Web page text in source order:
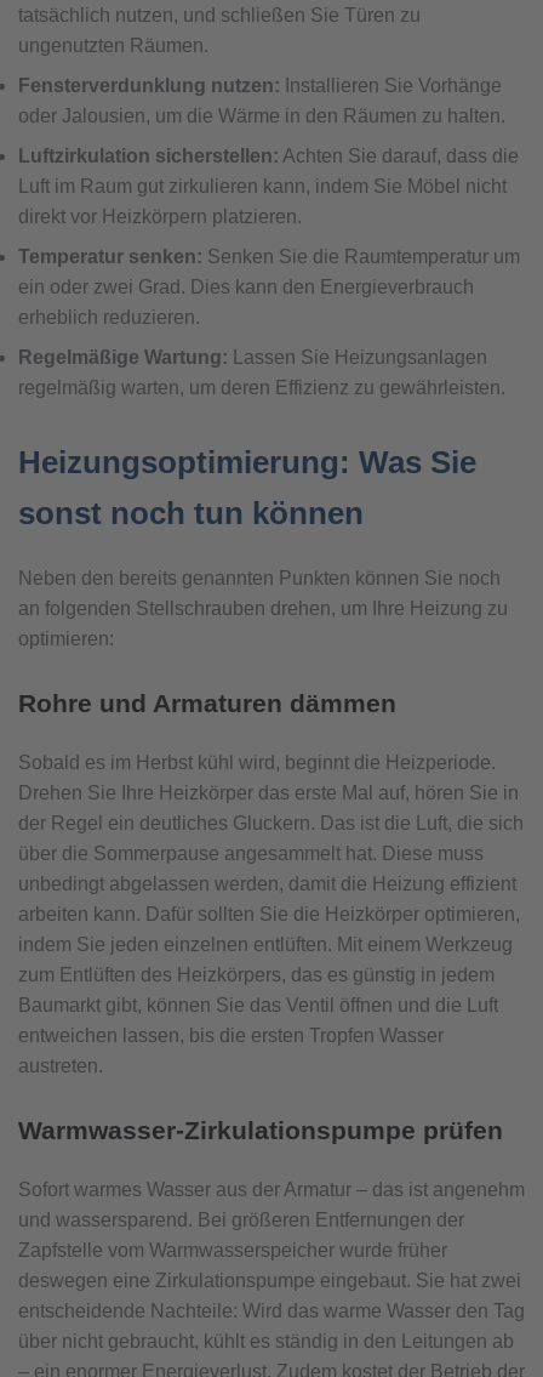
tatsächlich nutzen, und schließen Sie Türen zu
ungenutzten Räumen.
Fensterverdunklung nutzen: Installieren Sie Vorhänge
oder Jalousien, um die Wärme in den Räumen zu halten.
Luftzirkulation sicherstellen: Achten Sie darauf, dass die
Luft im Raum gut zirkulieren kann, indem Sie Möbel nicht
direkt vor Heizkörpern platzieren.
Temperatur senken: Senken Sie die Raumtemperatur um
ein oder zwei Grad. Dies kann den Energieverbrauch
erheblich reduzieren.
Regelmäßige Wartung: Lassen Sie Heizungsanlagen
regelmäßig warten, um deren Effizienz zu gewährleisten.
Heizungsoptimierung: Was Sie
sonst noch tun können
Neben den bereits genannten Punkten können Sie noch
an folgenden Stellschrauben drehen, um Ihre Heizung zu
optimieren:
Rohre und Armaturen dämmen
Sobald es im Herbst kühl wird, beginnt die Heizperiode.
Drehen Sie Ihre Heizkörper das erste Mal auf, hören Sie in
der Regel ein deutliches Gluckern. Das ist die Luft, die sich
über die Sommerpause angesammelt hat. Diese muss
unbedingt abgelassen werden, damit die Heizung effizient
arbeiten kann. Dafür sollten Sie die Heizkörper optimieren,
indem Sie jeden einzelnen entlüften. Mit einem Werkzeug
zum Entlüften des Heizkörpers, das es günstig in jedem
Baumarkt gibt, können Sie das Ventil öffnen und die Luft
entweichen lassen, bis die ersten Tropfen Wasser
austreten.
Warmwasser-Zirkulationspumpe prüfen
Sofort warmes Wasser aus der Armatur – das ist angenehm
und wassersparend. Bei größeren Entfernungen der
Zapfstelle vom Warmwasserspeicher wurde früher
deswegen eine Zirkulationspumpe eingebaut. Sie hat zwei
entscheidende Nachteile: Wird das warme Wasser den Tag
über nicht gebraucht, kühlt es ständig in den Leitungen ab
– ein enormer Energieverlust. Zudem kostet der Betrieb der